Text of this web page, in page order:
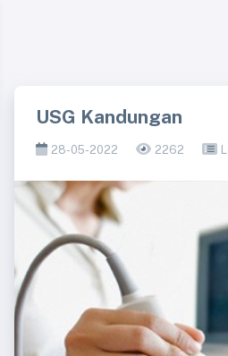
USG Kandungan
28-05-2022 2262